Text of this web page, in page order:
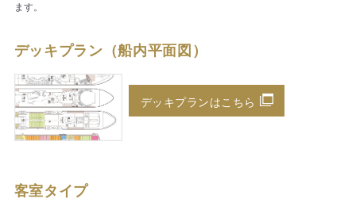
ます。
デッキプラン（船内平面図）
デッキプランはこちら
客室タイプ